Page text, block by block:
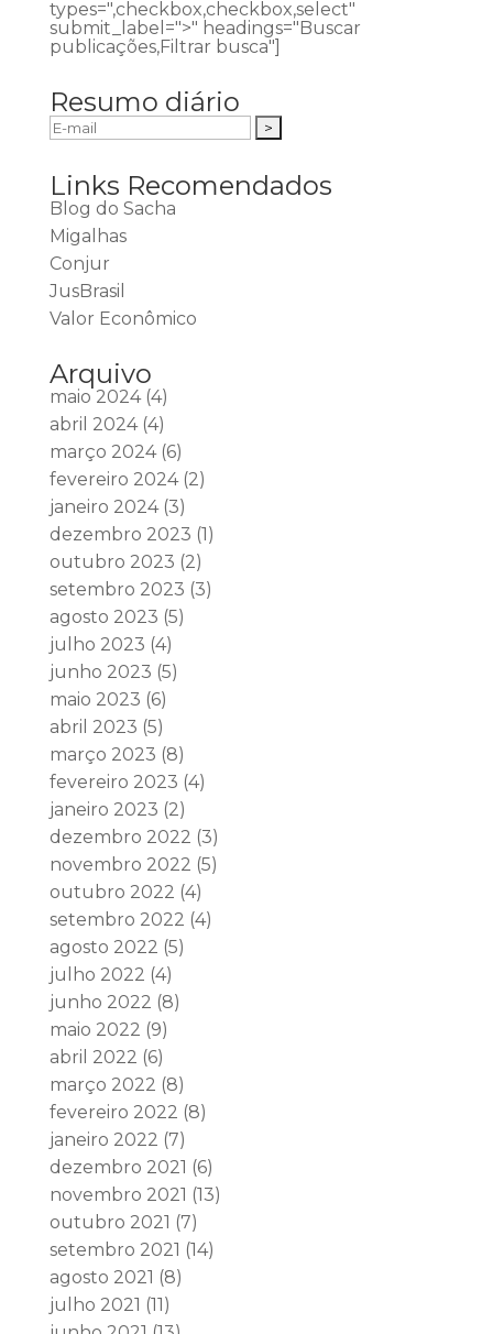
types=",checkbox,checkbox,select"
submit_label=">" headings="Buscar
publicações,Filtrar busca"]
Resumo diário
Links Recomendados
Blog do Sacha
Migalhas
Conjur
JusBrasil
Valor Econômico
Arquivo
maio 2024(4)
abril 2024(4)
março 2024(6)
fevereiro 2024(2)
janeiro 2024(3)
dezembro 2023 (1)
outubro 2023 (2)
setembro 2023 (3)
agosto 2023 (5)
julho 2023 (4)
junho 2023 (5)
maio 2023 (6)
abril 2023 (5)
março 2023 (8)
fevereiro 2023 (4)
janeiro 2023 (2)
dezembro 2022 (3)
novembro 2022 (5)
outubro 2022 (4)
setembro 2022 (4)
agosto 2022 (5)
julho 2022 (4)
junho 2022 (8)
maio 2022 (9)
abril 2022 (6)
março 2022 (8)
fevereiro 2022 (8)
janeiro 2022 (7)
dezembro 2021 (6)
novembro 2021 (13)
outubro 2021 (7)
setembro 2021 (14)
agosto 2021 (8)
julho 2021 (11)